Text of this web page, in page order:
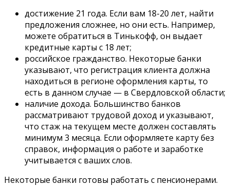
достижение 21 года. Если вам 18-20 лет, найти
предложения сложнее, но они есть. Например,
можете обратиться в Тинькофф, он выдает
кредитные карты с 18 лет;
российское гражданство. Некоторые банки
указывают, что регистрация клиента должна
находиться в регионе оформления карты, то
есть в данном случае — в Свердловской области;
наличие дохода. Большинство банков
рассматривают трудовой доход и указывают,
что стаж на текущем месте должен составлять
минимум 3 месяца. Если оформляете карту без
справок, информация о работе и заработке
учитывается с ваших слов.
Некоторые банки готовы работать с пенсионерами.